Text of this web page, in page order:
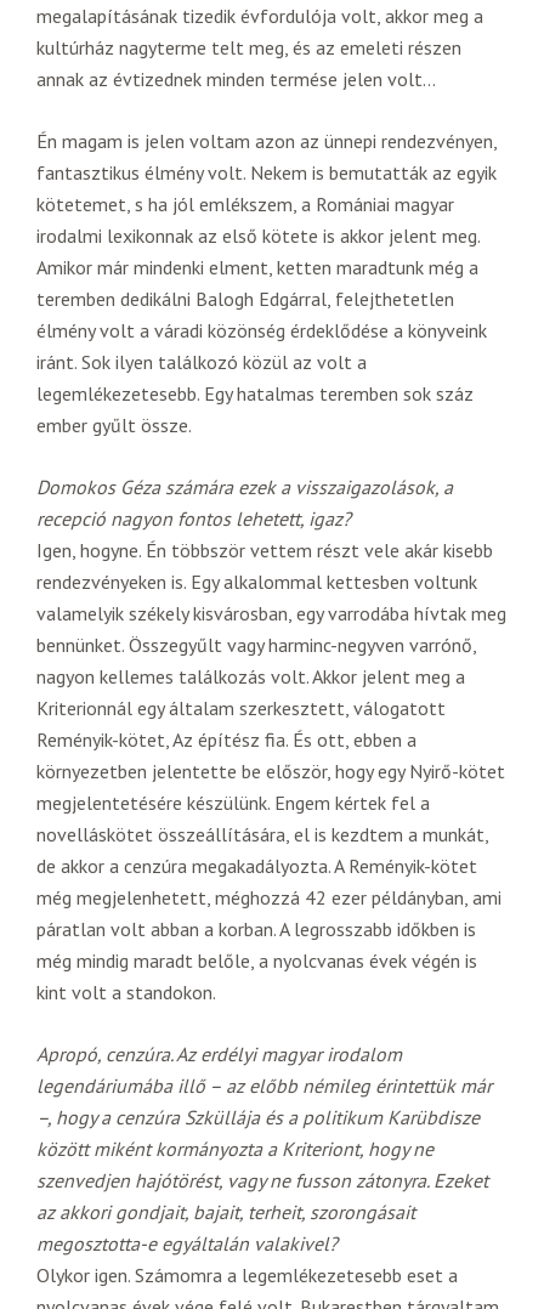
megalapításának tizedik évfordulója volt, akkor meg a
kultúrház nagyterme telt meg, és az emeleti részen
annak az évtizednek minden termése jelen volt…
Én magam is jelen voltam azon az ünnepi rendezvényen,
fantasztikus élmény volt. Nekem is bemutatták az egyik
kötetemet, s ha jól emlékszem, a Romániai magyar
irodalmi lexikonnak az első kötete is akkor jelent meg.
Amikor már mindenki elment, ketten maradtunk még a
teremben dedikálni Balogh Edgárral, felejthetetlen
élmény volt a váradi közönség érdeklődése a könyveink
iránt. Sok ilyen találkozó közül az volt a
legemlékezetesebb. Egy hatalmas teremben sok száz
ember gyűlt össze.
Domokos Géza számára ezek a visszaigazolások, a
recepció nagyon fontos lehetett, igaz?
Igen, hogyne. Én többször vettem részt vele akár kisebb
rendezvényeken is. Egy alkalommal kettesben voltunk
valamelyik székely kisvárosban, egy varrodába hívtak meg
bennünket. Összegyűlt vagy harminc-negyven varrónő,
nagyon kellemes találkozás volt. Akkor jelent meg a
Kriterionnál egy általam szerkesztett, válogatott
Reményik-kötet, Az építész fia. És ott, ebben a
környezetben jelentette be először, hogy egy Nyirő-kötet
megjelentetésére készülünk. Engem kértek fel a
novelláskötet összeállítására, el is kezdtem a munkát,
de akkor a cenzúra megakadályozta. A Reményik-kötet
még megjelenhetett, méghozzá 42 ezer példányban, ami
páratlan volt abban a korban. A legrosszabb időkben is
még mindig maradt belőle, a nyolcvanas évek végén is
kint volt a standokon.
Apropó, cenzúra. Az erdélyi magyar irodalom
legendáriumába illő – az előbb némileg érintettük már
–, hogy a cenzúra Szküllája és a politikum Karübdisze
között miként kormányozta a Kriteriont, hogy ne
szenvedjen hajótörést, vagy ne fusson zátonyra. Ezeket
az akkori gondjait, bajait, terheit, szorongásait
megosztotta-e egyáltalán valakivel?
Olykor igen. Számomra a legemlékezetesebb eset a